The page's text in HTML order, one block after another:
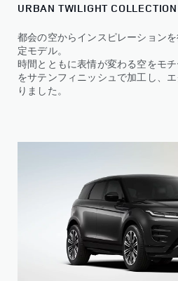
URBAN TWILIGHT COLLECTION
都会の空からインスピレーション
定モデル。
時間とともに表情が変わる空をモ
をサテンフィニッシュで加工し、
りました。